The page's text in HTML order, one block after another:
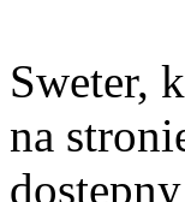
Sweter,
na